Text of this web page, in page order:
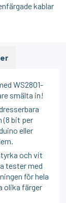
kablar
WS2801-
smälta in!
(8 bit per
eller
och vit
tester med
för hela
olika färger